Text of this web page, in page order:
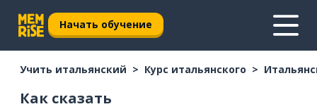
Начать обучение
Учить итальянский Курс итальянского
Как сказать